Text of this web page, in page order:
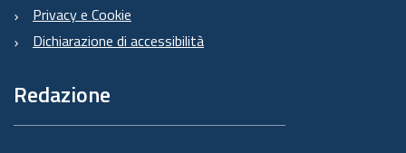
Privacy e Cookie
Dichiarazione di accessibilità
Redazione